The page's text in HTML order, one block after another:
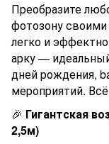
Преобразите
фотозону своими
легко и
арку —
дней рождения,
мероприятий.
🎉 Гигантская
2,5м)